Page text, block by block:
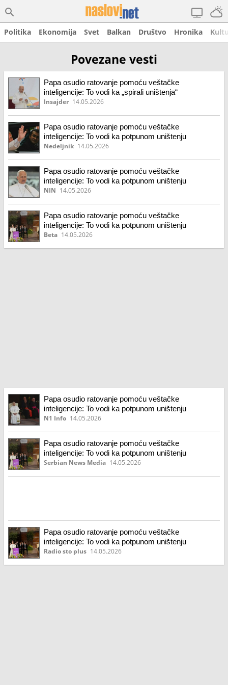
Politika Ekonomija Svet Balkan Društvo Hronika
Povezane vesti
Papa osudio ratovanje pomoću veštačke
inteligencije: To vodi ka „spirali uništenja“
Insajder 14.05.2026
Papa osudio ratovanje pomoću veštačke
inteligencije: To vodi ka potpunom uništenju
Nedeljnik 14.05.2026
Papa osudio ratovanje pomoću veštačke
inteligencije: To vodi ka potpunom uništenju
NIN 14.05.2026
Papa osudio ratovanje pomoću veštačke
inteligencije: To vodi ka potpunom uništenju
Beta 14.05.2026
Papa osudio ratovanje pomoću veštačke
inteligencije: To vodi ka potpunom uništenju
N1 Info 14.05.2026
Papa osudio ratovanje pomoću veštačke
inteligencije: To vodi ka potpunom uništenju
Serbian News Media 14.05.2026
Papa osudio ratovanje pomoću veštačke
inteligencije: To vodi ka potpunom uništenju
Radio sto plus 14.05.2026